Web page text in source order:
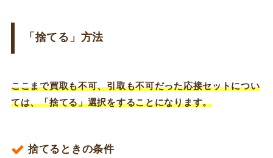
「捨てる」方法
ここまで買取も不可、引取も不可だった応接セットについ
ては、「捨てる」選択をすることになります。
捨てるときの条件